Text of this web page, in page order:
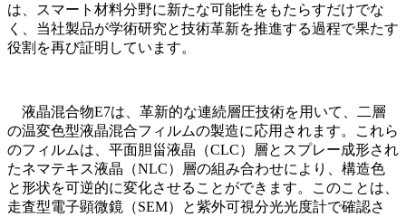
は、スマート材料分野に新たな可能性をもたらすだけでな
く、当社製品が学術研究と技術革新を推進する過程で果たす
役割を再び証明しています。
液晶混合物E7は、革新的な連続層圧技術を用いて、二層
の温変色型液晶混合フィルムの製造に応用されます。これら
のフィルムは、平面胆甾液晶（CLC）層とスプレー成形され
たネマテキス液晶（NLC）層の組み合わせにより、構造色
と形状を可逆的に変化させることができます。このことは、
走査型電子顕微鏡（SEM）と紫外可視分光光度計で確認さ